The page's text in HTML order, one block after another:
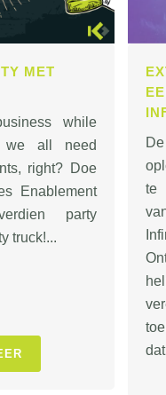
MET
while
we all need
right? Doe
Enablement
party
truck!...
te